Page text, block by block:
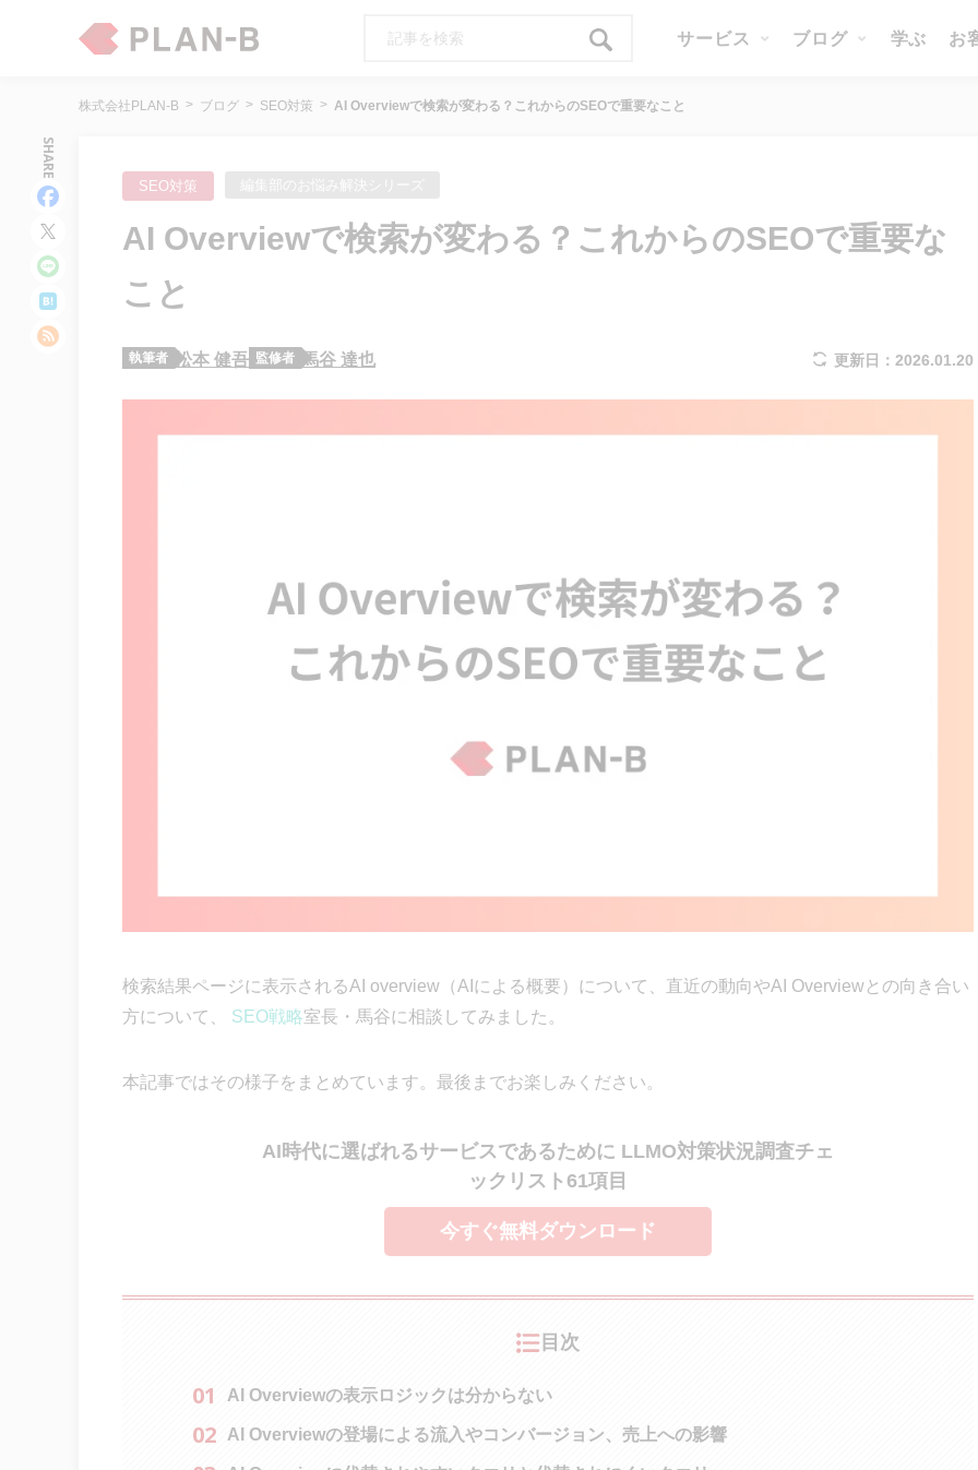
サービス ブログ 学ぶ お
株式会社PLAN-B ブログ SEO対策 AI Overviewで検索が変わる？これからのSEOで重要なこと
SEO対策
AI Overviewで検索が変わる？これからのSEOで重要な
こと
執筆者 松本 健吾 監修者 馬谷 達也 更新日：2026.01.20
検索結果ページに表示されるAI overview（AIによる概要）について、直近の動向やAI Overviewとの向き合い
方について、 SEO戦略室長・馬谷に相談してみました。
本記事ではその様子をまとめています。最後までお楽しみください。
AI時代に選ばれるサービスであるために LLMO対策状況調査チェ
ックリスト61項目
今すぐ無料ダウンロード
目次
AI Overviewの表示ロジックは分からない
AI Overviewの登場による流入やコンバージョン、売上への影響
SHARE